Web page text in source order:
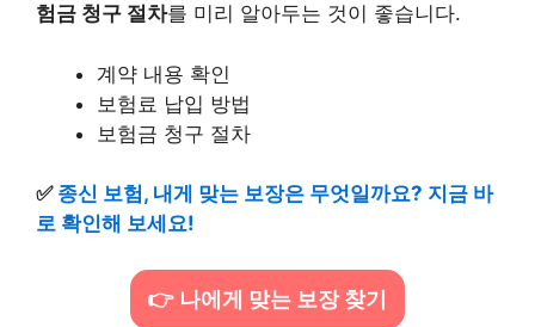
험금 청구 절차를 미리 알아두는 것이 좋습니다.
계약 내용 확인
보험료 납입 방법
보험금 청구 절차
✅ 종신 보험, 내게 맞는 보장은 무엇일까요? 지금 바
로 확인해 보세요!
👉 나에게 맞는 보장 찾기